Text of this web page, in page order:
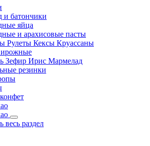
и батончики
яйца
и арахисовые пасты
Рулеты Кексы Круассаны
Зефир Ирис Мармелад
резинки
весь раздел